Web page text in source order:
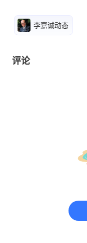
李嘉诚动态
评论